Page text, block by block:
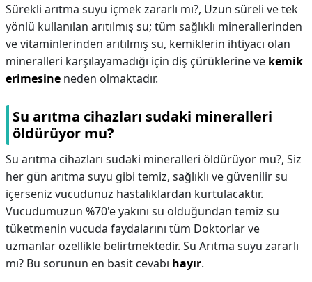
Sürekli arıtma suyu içmek zararlı mı?, Uzun süreli ve tek
yönlü kullanılan arıtılmış su; tüm sağlıklı minerallerinden
ve vitaminlerinden arıtılmış su, kemiklerin ihtiyacı olan
mineralleri karşılayamadığı için diş çürüklerine ve kemik
erimesine neden olmaktadır.
Su arıtma cihazları sudaki mineralleri
öldürüyor mu?
Su arıtma cihazları sudaki mineralleri öldürüyor mu?, Siz
her gün arıtma suyu gibi temiz, sağlıklı ve güvenilir su
içerseniz vücudunuz hastalıklardan kurtulacaktır.
Vucudumuzun %70'e yakını su olduğundan temiz su
tüketmenin vucuda faydalarını tüm Doktorlar ve
uzmanlar özellikle belirtmektedir. Su Arıtma suyu zararlı
mı? Bu sorunun en basit cevabı hayır.